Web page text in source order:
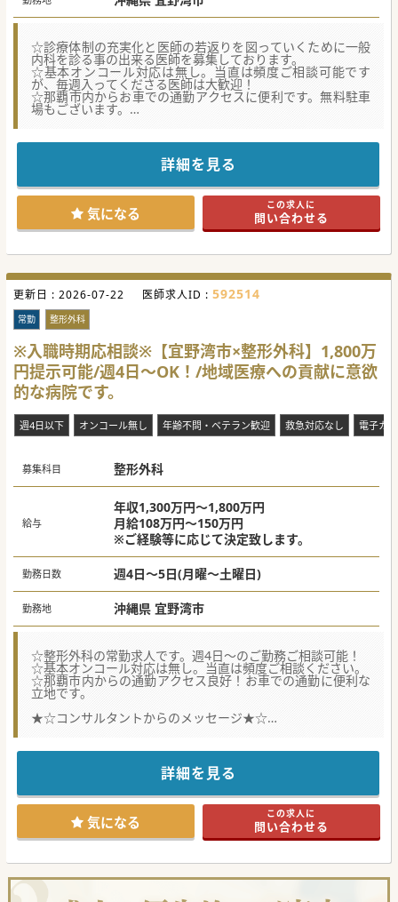
☆診療体制の充実化と医師の若返りを図っていくために一般
内科を診る事の出来る医師を募集しております。
☆基本オンコール対応は無し。当直は頻度ご相談可能です
が、毎週入ってくださる医師は大歓迎！
☆那覇市内からお車での通勤アクセスに便利です。無料駐車
場もございます。
宜野湾市の病院での一般内科の常勤医師募集です。
地域医療への貢献に熱心で、診療体制が充実している事が特
週4日、4.5日、5日等、幅広い働き方のご相談が可能でござ
います。
ご興味等ございましたらお気軽にお問合せください。
#秋入職可
詳細を見る
気になる この求人に
問い合わせる
更新日 : 2026-07-22 医師求人ID : 592514
常勤 整形外科
※入職時期応相談※【宜野湾市×整形外科】1,800万
円提示可能/週4日～OK！/地域医療への貢献に意欲
的な病院です。
週4日以下 オンコール無し 年齢不問・ベテラン歓迎 救急対応なし 電子カ
募集科目 整形外科
給与
年収1,300万円～1,800万円
月給108万円～150万円
※ご経験等に応じて決定致します。
勤務日数 週4日～5日(月曜～土曜日)
勤務地 沖縄県 宜野湾市
☆整形外科の常勤求人です。週4日～のご勤務ご相談可能！
☆基本オンコール対応は無し。当直は頻度ご相談ください。
☆那覇市内からの通勤アクセス良好！お車での通勤に便利な
立地です。
★☆コンサルタントからのメッセージ★☆
宜野湾市の病院での診療体制の充実化を図るための整形外科
地域医療の充実化に非常に前向きで様々な取り組みを行って
いる病院でございます。
ご勤務曜日や頻度等、柔軟にご相談可能ですので、ご希望ご
ざいましたらお聞かせください。
ご興味ございましたら是非ともお問合せくださいませ。
詳細を見る
気になる この求人に
問い合わせる